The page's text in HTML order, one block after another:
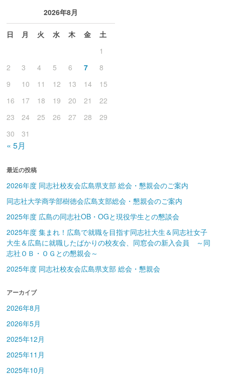
2026年8月
日 月 火 水 木 金
土
1
2
3 4 5 6 7
8
9
10 11 12 13 14
15
16
17 18 19 20 21
22
23
24 25 26 27 28
29
30
31
« 5月
最近の投稿
2026年度 同志社校友会広島県支部 総会・懇親会のご案内
同志社大学商学部樹徳会広島支部総会・懇親会のご案内
2025年度 広島の同志社OB・OGと現役学生との懇談会
2025年度 集まれ！広島で就職を目指す同志社大生＆同志社女子
大生＆広島に就職したばかりの校友会、同窓会の新入会員 ～同
志社ＯＢ・ＯＧとの懇親会～
2025年度 同志社校友会広島県支部 総会・懇親会
アーカイブ
2026年8月
2026年5月
2025年12月
2025年11月
2025年10月